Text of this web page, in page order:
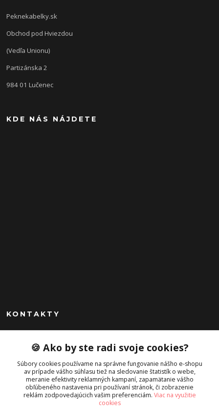
Peknekabelky.sk
Obchod pod Hviezdou
(Vedľa Unionu)
Partizánska 2
984 01 Lučenec
KDE NÁS NÁJDETE
KONTAKTY
Peknekabelky.sk
+421 949747302
Po-Pia 10-16
info@peknekabelky.sk
🍪 Ako by ste radi svoje cookies?
Súbory cookies používame na správne fungovanie nášho e-shopu
av prípade vášho súhlasu tiež na sledovanie štatistík o webe,
meranie efektivity reklamných kampaní, zapamätanie vášho
obľúbeného nastavenia pri používaní stránok, či zobrazenie
reklám zodpovedajúcich vašim preferenciám. Viac na využitie
cookies